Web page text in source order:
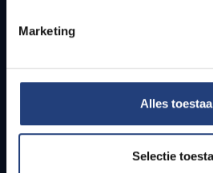
Marketing
Alles
Selectie
Students
PhD students